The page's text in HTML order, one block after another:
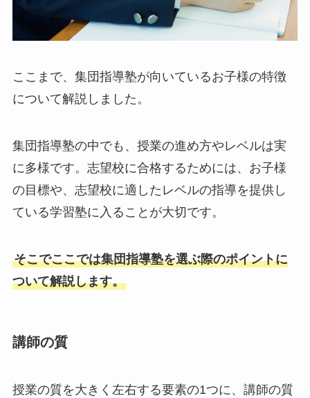
ここまで、集団指導塾が向いているお子様の特徴
について解説しました。
集団指導塾の中でも、授業の進め方やレベルは実
に多様です。志望校に合格するためには、お子様
の目標や、志望校に適したレベルの指導を提供し
ている学習塾に入ることが大切です。
そこでここでは集団指導塾を選ぶ際のポイントに
ついて解説します。
講師の質
授業の質を大きく左右する要素の1つに、講師の質